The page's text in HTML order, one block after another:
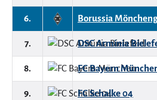
6. Borussia
7. DSC Arminia
8. FC Bayern
9. FC Schalke 04